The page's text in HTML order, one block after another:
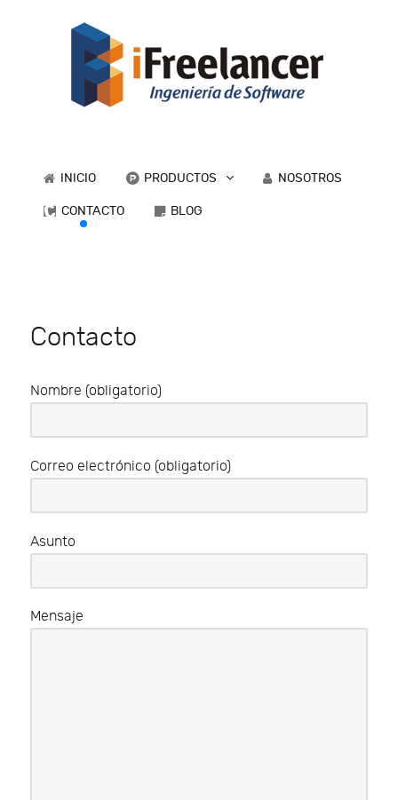
INICIO PRODUCTOS NOSOTROS
CONTACTO BLOG
Contacto
Nombre (obligatorio)
Correo electrónico (obligatorio)
Asunto
Mensaje